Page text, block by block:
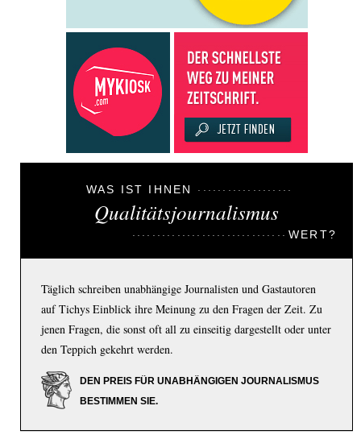
WAS IST IHNEN
Qualitätsjournalismus
WERT?
Täglich schreiben unabhängige Journalisten und Gastautoren
auf Tichys Einblick ihre Meinung zu den Fragen der Zeit. Zu
jenen Fragen, die sonst oft all zu einseitig dargestellt oder unter
den Teppich gekehrt werden.
DEN PREIS FÜR UNABHÄNGIGEN JOURNALISMUS
BESTIMMEN SIE.